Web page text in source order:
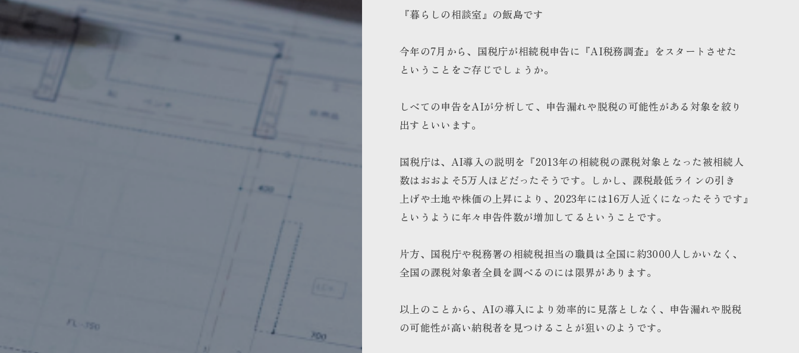
『暮らしの相談室』の飯島です
今年の7月から、国税庁が相続税申告に『AI税務調査』をスタートさせた
ということをご存じでしょうか。
しべての申告をAIが分析して、申告漏れや脱税の可能性がある対象を絞り
出すといいます。
国税庁は、AI導入の説明を『2013年の相続税の課税対象となった被相続人
数はおおよそ5万人ほどだったそうです。しかし、課税最低ラインの引き
上げや土地や株価の上昇により、2023年には16万人近くになったそうです』
というように年々申告件数が増加してるということです。
片方、国税庁や税務署の相続税担当の職員は全国に約3000人しかいなく、
全国の課税対象者全員を調べるのには限界があります。
以上のことから、AIの導入により効率的に見落としなく、申告漏れや脱税
の可能性が高い納税者を見つけることが狙いのようです。